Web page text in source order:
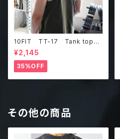
10FIT TT-17 Tank top
タンクトップ ジムウェア トレ
ーニング 筋トレ カーキ
¥2,145
35%OFF
その他の商品